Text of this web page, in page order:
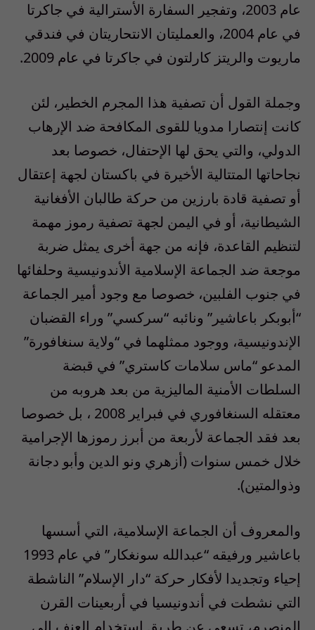
عام 2003، وتفجير السفارة الأسترالية في جاكرتا
في عام 2004، والعمليتان الانتحاريتان في فندقي
ماريوت والريتز كارلتون في جاكرتا في عام 2009.
وجملة القول أن تصفية هذا المجرم الخطير، لئن
كانت إنتصارا مدويا للقوى المكافحة ضد الإرهاب
الدولي، والتي يحق لها الإحتفال، خصوصا بعد
نجاحاتها المتتالية الأخيرة في باكستان لجهة إعتقال
أو تصفية قادة بارزين من حركة طالبان الأفغانية
الشيطانية، أو في اليمن لجهة تصفية رموز مهمة
لتنظيم القاعدة، فإنه من جهة أخرى يمثل ضربة
موجعة ضد الجماعة الإسلامية الأندونيسية وحلفائها
في جنوب الفلبين، خصوصا مع وجود أمير الجماعة
“أبوبكر باعاشير” ونائبه “سركسي” وراء القضبان
الإندونيسية، ووجود ممثلهما في “ولاية سنغافورة”
المدعو “ماس سلامات كاستري” في قبضة
السلطات الأمنية الماليزية من بعد هروبه من
معتقله السنغافوري في فبراير 2008 ، بل خصوصا
بعد فقد الجماعة لأربعة من أبرز رموزها الإجرامية
خلال خمس سنوات (أزهري ونو الدين وأبو دجانة
وذوالمتين).
والمعروف أن الجماعة الإسلامية، التي أسسها
باعاشير ورفيقه “عبدالله سونغكار” في عام 1993
إحياء وتجديدا لأفكار حركة “دار الإسلام” الناشطة
التي نشطت في أندونيسيا في أربعينات القرن